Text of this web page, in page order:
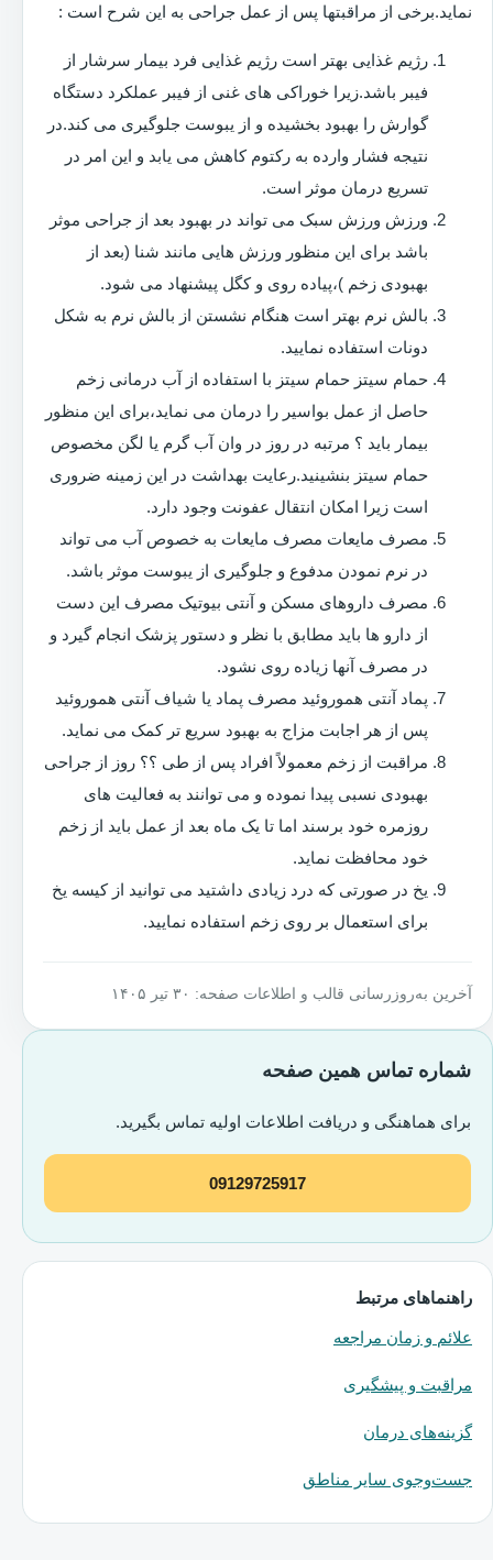
نماید.برخی از مراقبتها پس از عمل جراحی به این شرح است :
رژیم غذایی بهتر است رژیم غذایی فرد بیمار سرشار از
فیبر باشد.زیرا خوراکی های غنی از فیبر عملکرد دستگاه
گوارش را بهبود بخشیده و از یبوست جلوگیری می کند.در
نتیجه فشار وارده به رکتوم کاهش می یابد و این امر در
تسریع درمان موثر است.
ورزش ورزش سبک می تواند در بهبود بعد از جراحی موثر
باشد برای این منظور ورزش هایی مانند شنا (بعد از
بهبودی زخم )،پیاده روی و کگل پیشنهاد می شود.
بالش نرم بهتر است هنگام نشستن از بالش نرم به شکل
دونات استفاده نمایید.
حمام سیتز حمام سیتز با استفاده از آب درمانی زخم
حاصل از عمل بواسیر را درمان می نماید،برای این منظور
بیمار باید ؟ مرتبه در روز در وان آب گرم یا لگن مخصوص
حمام سیتز بنشینید.رعایت بهداشت در این زمینه ضروری
است زیرا امکان انتقال عفونت وجود دارد.
مصرف مایعات مصرف مایعات به خصوص آب می تواند
در نرم نمودن مدفوع و جلوگیری از یبوست موثر باشد.
مصرف داروهای مسکن و آنتی بیوتیک مصرف این دست
از دارو ها باید مطابق با نظر و دستور پزشک انجام گیرد و
در مصرف آنها زیاده روی نشود.
پماد آنتی هموروئید مصرف پماد یا شیاف آنتی هموروئید
پس از هر اجابت مزاج به بهبود سریع تر کمک می نماید.
مراقبت از زخم معمولاً افراد پس از طی ؟؟ روز از جراحی
بهبودی نسبی پیدا نموده و می توانند به فعالیت های
روزمره خود برسند اما تا یک ماه بعد از عمل باید از زخم
خود محافظت نماید.
یخ در صورتی که درد زیادی داشتید می توانید از کیسه یخ
برای استعمال بر روی زخم استفاده نمایید.
آخرین به‌روزرسانی قالب و اطلاعات صفحه: ۳۰ تیر ۱۴۰۵
شماره تماس همین صفحه
برای هماهنگی و دریافت اطلاعات اولیه تماس بگیرید.
09129725917
راهنماهای مرتبط
علائم و زمان مراجعه
مراقبت و پیشگیری
گزینه‌های درمان
جست‌وجوی سایر مناطق